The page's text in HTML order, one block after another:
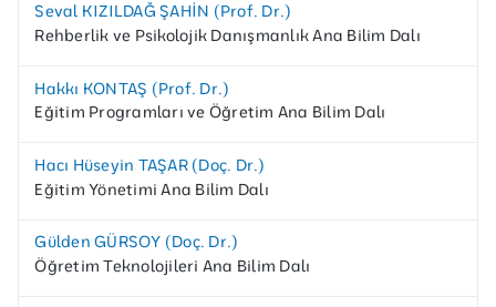
Seval KIZILDAĞ ŞAHİN (Prof. Dr.)
Rehberlik ve Psikolojik Danışmanlık Ana Bilim Dalı
Hakkı KONTAŞ (Prof. Dr.)
Eğitim Programları ve Öğretim Ana Bilim Dalı
Hacı Hüseyin TAŞAR (Doç. Dr.)
Eğitim Yönetimi Ana Bilim Dalı
Gülden GÜRSOY (Doç. Dr.)
Öğretim Teknolojileri Ana Bilim Dalı